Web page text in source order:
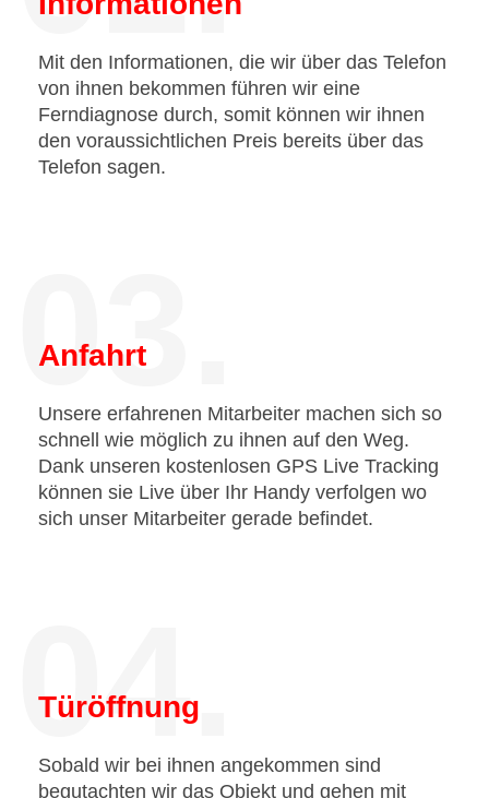
Mit den Informationen, die wir über das Telefon
von ihnen bekommen führen wir eine
Ferndiagnose durch, somit können wir ihnen
den voraussichtlichen Preis bereits über das
Telefon sagen.
03.
Anfahrt
Unsere erfahrenen Mitarbeiter machen sich so
schnell wie möglich zu ihnen auf den Weg.
Dank unseren kostenlosen GPS Live Tracking
können sie Live über Ihr Handy verfolgen wo
sich unser Mitarbeiter gerade befindet.
04.
Türöffnung
Sobald wir bei ihnen angekommen sind
begutachten wir das Objekt und gehen mit